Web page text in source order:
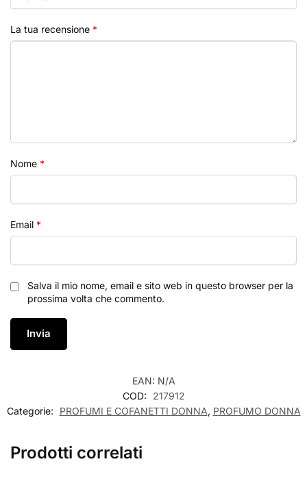
La tua recensione *
Nome *
Email *
Salva il mio nome, email e sito web in questo browser per la
prossima volta che commento.
EAN: N/A
COD:
217912
Categorie:
PROFUMI E COFANETTI DONNA, PROFUMO DONNA
Prodotti correlati